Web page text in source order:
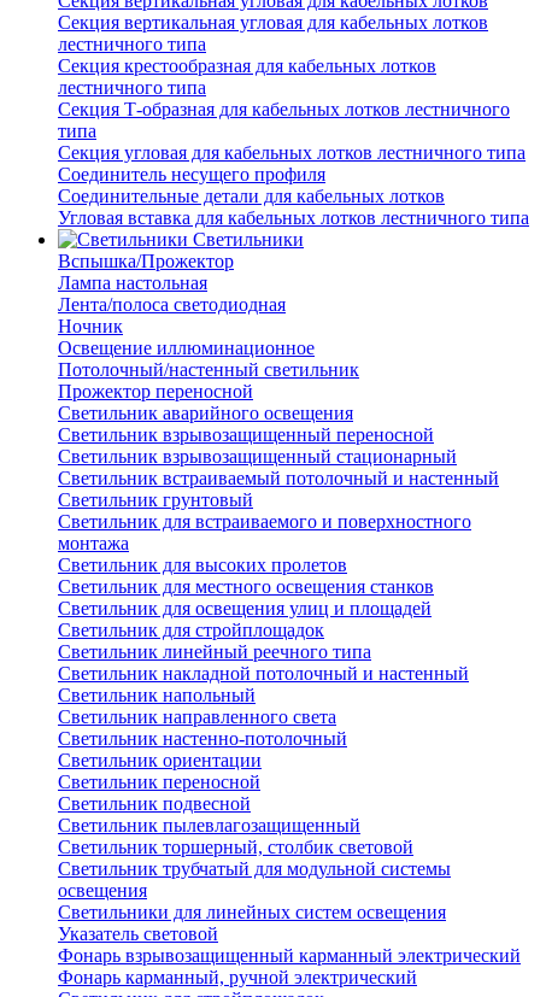
Секция вертикальная угловая для кабельных лотков
лестничного типа
Секция крестообразная для кабельных лотков
лестничного типа
Секция Т-образная для кабельных лотков лестничного
типа
Секция угловая для кабельных лотков лестничного типа
Соединитель несущего профиля
Соединительные детали для кабельных лотков
Угловая вставка для кабельных лотков лестничного типа
Светильники
Вспышка/Прожектор
Лампа настольная
Лента/полоса светодиодная
Ночник
Освещение иллюминационное
Потолочный/настенный светильник
Прожектор переносной
Светильник аварийного освещения
Светильник взрывозащищенный переносной
Светильник взрывозащищенный стационарный
Светильник встраиваемый потолочный и настенный
Светильник грунтовый
Светильник для встраиваемого и поверхностного
монтажа
Светильник для высоких пролетов
Светильник для местного освещения станков
Светильник для освещения улиц и площадей
Светильник для стройплощадок
Светильник линейный реечного типа
Светильник накладной потолочный и настенный
Светильник напольный
Светильник направленного света
Светильник настенно-потолочный
Светильник ориентации
Светильник переносной
Светильник подвесной
Светильник пылевлагозащищенный
Светильник торшерный, столбик световой
Светильник трубчатый для модульной системы
освещения
Светильники для линейных систем освещения
Указатель световой
Фонарь взрывозащищенный карманный электрический
Фонарь карманный, ручной электрический